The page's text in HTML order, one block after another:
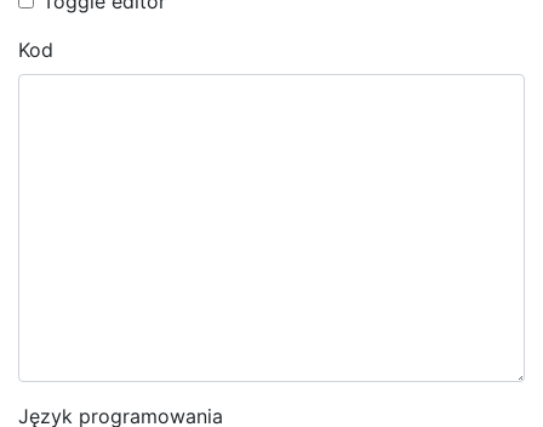
Kod
Język programowania